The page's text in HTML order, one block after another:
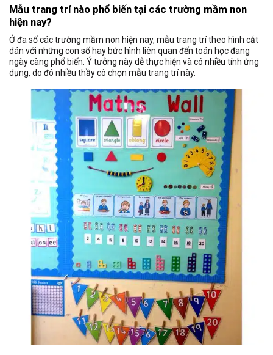
Mẫu trang trí nào phổ biến tại các trường mầm non
hiện nay?
Ở đa số các trường mầm non hiện nay, mẫu trang trí theo hình cắt
dán với những con số hay bức hình liên quan đến toán học đang
ngày càng phổ biến. Ý tưởng này dễ thực hiện và có nhiều tính ứng
dụng, do đó nhiều thầy cô chọn mẫu trang trí này.